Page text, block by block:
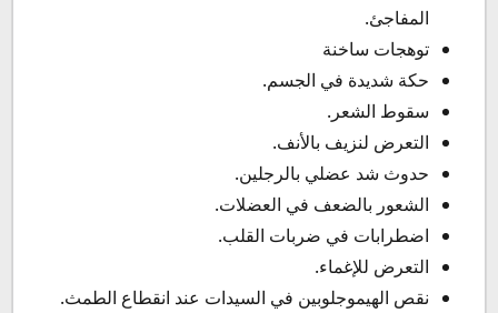
المفاجئ.
توهجات ساخنة
حكة شديدة في الجسم.
سقوط الشعر.
التعرض لنزيف بالأنف.
حدوث شد عضلي بالرجلين.
الشعور بالضعف في العضلات.
اضطرابات في ضربات القلب.
التعرض للإغماء.
نقص الهيموجلوبين في السيدات عند انقطاع الطمث.